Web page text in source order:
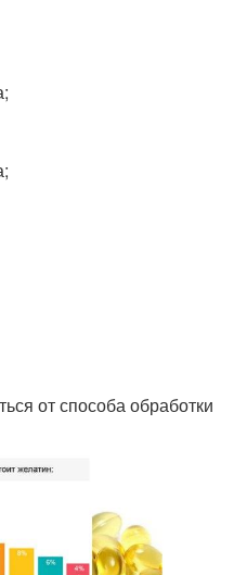
от способа обработки